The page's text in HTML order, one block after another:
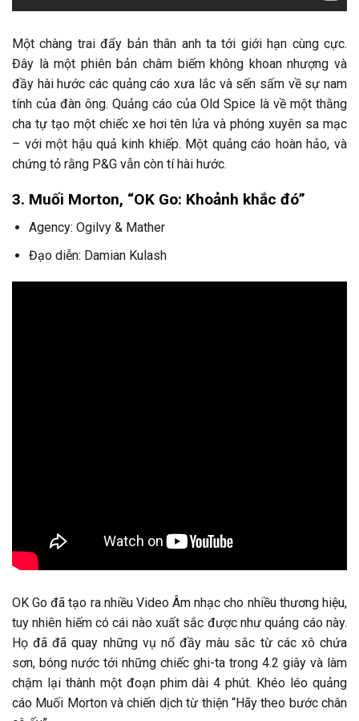
Một chàng trai đẩy bản thân anh ta tới giới hạn cùng cực.
Đây là một phiên bản châm biếm không khoan nhượng và
đầy hài hước các quảng cáo xưa lắc và sến sấm về sự nam
tính của đàn ông. Quảng cáo của Old Spice là về một thằng
cha tự tạo một chiếc xe hơi tên lửa và phóng xuyên sa mạc
– với một hậu quả kinh khiếp. Một quảng cáo hoàn hảo, và
chứng tỏ rằng P&G vẫn còn tí hài hước.
3. Muối Morton, “OK Go: Khoảnh khắc đó”
Agency: Ogilvy & Mather
Đạo diễn: Damian Kulash
OK Go đã tạo ra nhiều Video Âm nhạc cho nhiều thương hiệu,
tuy nhiên hiếm có cái nào xuất sắc được như quảng cáo này.
Họ đã đã quay những vụ nổ đầy màu sắc từ các xô chứa
sơn, bóng nước tới những chiếc ghi-ta trong 4.2 giây và làm
chậm lại thành một đoạn phim dài 4 phút. Khéo léo quảng
cáo Muối Morton và chiến dịch từ thiện “Hãy theo bước chân